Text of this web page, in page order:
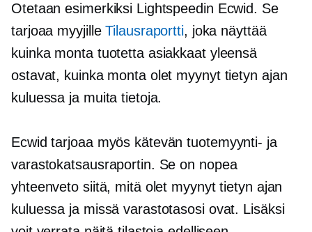
Otetaan esimerkiksi Lightspeedin Ecwid. Se
tarjoaa myyjilleTilausraportti, joka näyttää
kuinka monta tuotetta asiakkaat yleensä
ostavat, kuinka monta olet myynyt tietyn ajan
kuluessa ja muita tietoja.
Ecwid tarjoaa myös kätevän tuotemyynti- ja
varastokatsausraportin. Se on nopea
yhteenveto siitä, mitä olet myynyt tietyn ajan
kuluessa ja missä varastotasosi ovat. Lisäksi